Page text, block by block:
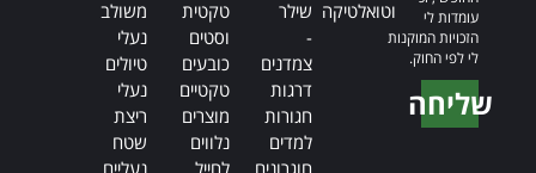
עומדות לי
הזכויות המוקנות
לי לפי החוק.
שליחה
וטואלטיקה שילר
-
צמדנים
דרגות
חגורות
למדים
טקטית
וסטים
כובעים
טקטיים
מוצרים
נלווים
משולב
נעלי
טיולים
נעלי
ריצת
שטח